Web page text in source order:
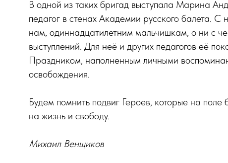
В одной из таких бригад выступала Марина
педагог в стенах Академии русского балета.
нам, одиннадцатилетним мальчишкам, о ни с
выступлений. Для неё и других педагогов её
Праздником, наполненным личными
освобождения.
Будем помнить подвиг Героев, которые на
на жизнь и свободу.
Михаил Венщиков